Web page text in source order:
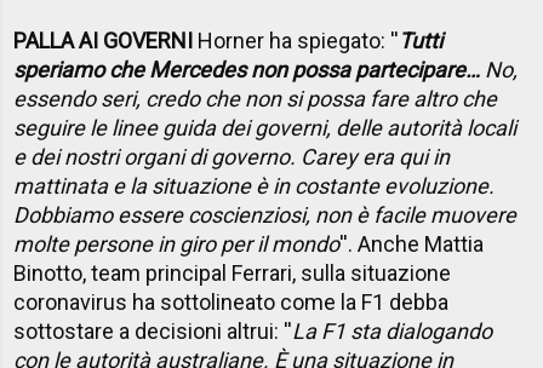
PALLA AI GOVERNI Horner ha spiegato: ''Tutti
speriamo che Mercedes non possa partecipare… No,
essendo seri, credo che non si possa fare altro che
seguire le linee guida dei governi, delle autorità locali
e dei nostri organi di governo. Carey era qui in
mattinata e la situazione è in costante evoluzione.
Dobbiamo essere coscienziosi, non è facile muovere
molte persone in giro per il mondo''. Anche Mattia
Binotto, team principal Ferrari, sulla situazione
coronavirus ha sottolineato come la F1 debba
sottostare a decisioni altrui: ''La F1 sta dialogando
con le autorità australiane. È una situazione in